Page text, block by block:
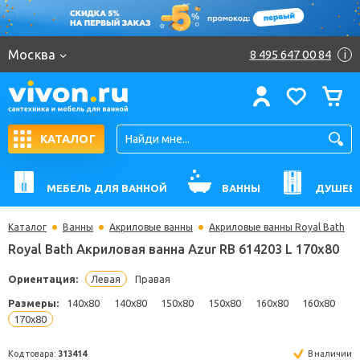
Москва 8 495 647 00 84 i
КАТАЛОГ
МЕБЕЛЬ ДЛЯ ВАННОЙ ВАННЫ
Каталог Ванны Акриловые ванны Акриловые ванны Royal Bath
Royal Bath Акриловая ванна Azur RB 614203 L
Ориентация: Левая Правая
170x80